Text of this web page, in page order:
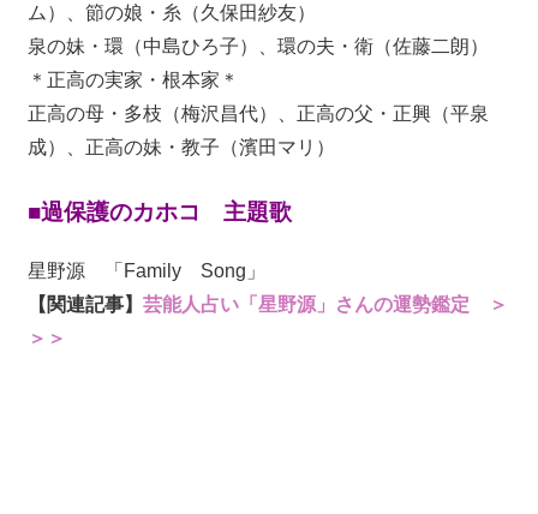
ム）、節の娘・糸（久保田紗友）
泉の妹・環（中島ひろ子）、環の夫・衛（佐藤二朗）
＊正高の実家・根本家＊
正高の母・多枝（梅沢昌代）、正高の父・正興（平泉
成）、正高の妹・教子（濱田マリ）
■過保護のカホコ 主題歌
星野源 「Family Song」
【関連記事】 芸能人占い「星野源」さんの運勢鑑定 ＞
＞＞